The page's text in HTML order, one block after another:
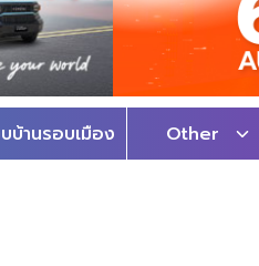
บ้านรอบเมือง Other